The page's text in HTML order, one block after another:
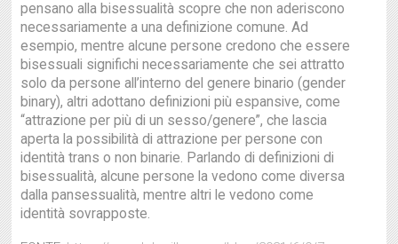
pensano alla bisessualità scopre che non aderiscono
necessariamente a una definizione comune. Ad
esempio, mentre alcune persone credono che essere
bisessuali significhi necessariamente che sei attratto
solo da persone all’interno del genere binario (gender
binary), altri adottano definizioni più espansive, come
“attrazione per più di un sesso/genere”, che lascia
aperta la possibilità di attrazione per persone con
identità trans o non binarie. Parlando di definizioni di
bisessualità, alcune persone la vedono come diversa
dalla pansessualità, mentre altri le vedono come
identità sovrapposte.